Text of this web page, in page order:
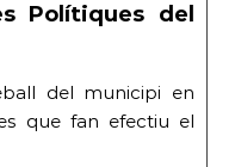
Polítiques del
del municipi en
que fan efectiu el